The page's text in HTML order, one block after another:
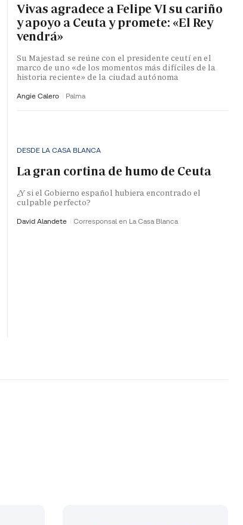
Vivas agradece a Felipe VI su cariño
y apoyo a Ceuta y promete: «El Rey
vendrá»
Su Majestad se reúne con el presidente ceutí en el
marco de uno «de los momentos más difíciles de la
historia reciente» de la ciudad autónoma
Angie Calero Palma
DESDE LA CASA BLANCA
La gran cortina de humo de Ceuta
¿Y si el Gobierno español hubiera encontrado el
culpable perfecto?
David Alandete Corresponsal en La Casa Blanca